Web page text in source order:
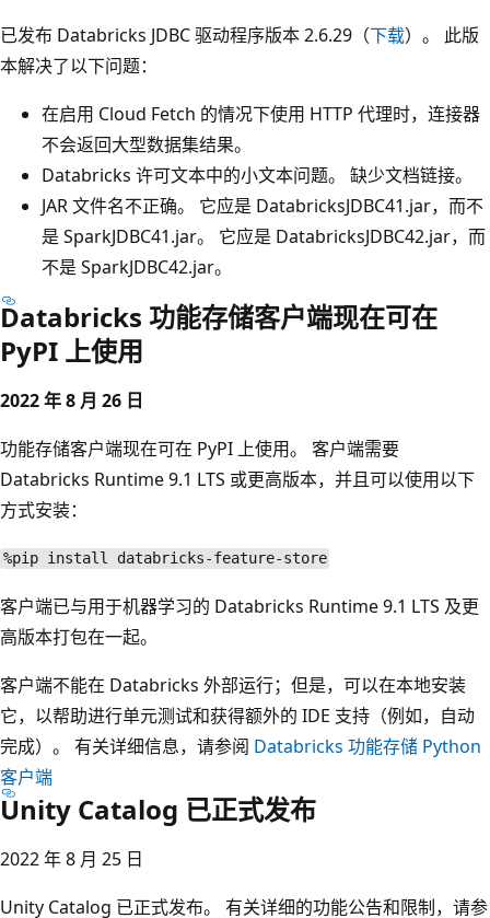
已发布 Databricks JDBC 驱动程序版本 2.6.29（下载）。 此版
本解决了以下问题：
在启用 Cloud Fetch 的情况下使用 HTTP 代理时，连接器
不会返回大型数据集结果。
Databricks 许可文本中的小文本问题。 缺少文档链接。
JAR 文件名不正确。 它应是 DatabricksJDBC41.jar，而不
是 SparkJDBC41.jar。 它应是 DatabricksJDBC42.jar，而
不是 SparkJDBC42.jar。
Databricks 功能存储客户端现在可在
PyPI 上使用
2022 年 8 月 26 日
功能存储客户端现在可在 PyPI 上使用。 客户端需要
Databricks Runtime 9.1 LTS 或更高版本，并且可以使用以下
方式安装：
%pip install databricks-feature-store
客户端已与用于机器学习的 Databricks Runtime 9.1 LTS 及更
高版本打包在一起。
客户端不能在 Databricks 外部运行；但是，可以在本地安装
它，以帮助进行单元测试和获得额外的 IDE 支持（例如，自动
完成）。 有关详细信息，请参阅 Databricks 功能存储 Python
客户端
Unity Catalog 已正式发布
2022 年 8 月 25 日
Unity Catalog 已正式发布。 有关详细的功能公告和限制，请参